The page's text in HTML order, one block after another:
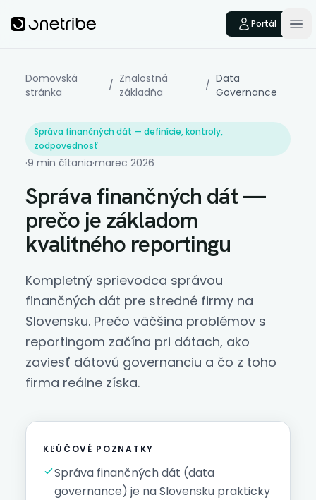
Onetribe
Portál
Domovská
stránka
/ Znalostná
základňa
/ Data
Governance
Správa finančných dát — definície, kontroly,
zodpovednosť
·9 min čítania·marec 2026
Správa finančných dát —
prečo je základom
kvalitného reportingu
Kompletný sprievodca správou
finančných dát pre stredné firmy na
Slovensku. Prečo väčšina problémov s
reportingom začína pri dátach, ako
zaviesť dátovú governanciu a čo z toho
firma reálne získa.
KĽÚČOVÉ POZNATKY
Správa finančných dát (data
governance) je na Slovensku prakticky